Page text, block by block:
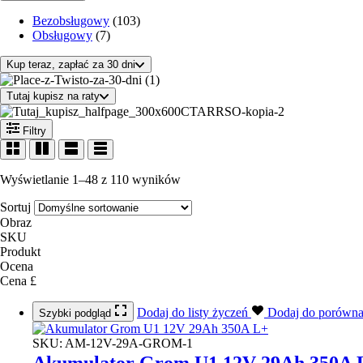
Bezobsługowy (103)
Obsługowy (7)
Kup teraz, zapłać za 30 dni
Tutaj kupisz na raty
Filtry
Wyświetlanie 1–48 z 110 wyników
Sortuj
Obraz
SKU
Produkt
Ocena
Cena £
Szybki podgląd Dodaj do listy życzeń Dodaj do
SKU: AM-12V-29A-GROM-1